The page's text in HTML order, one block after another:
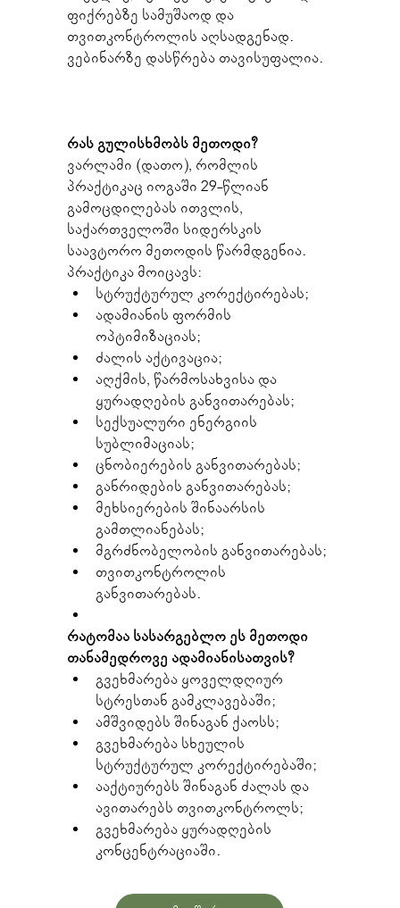
ფიქრებზე სამუშაოდ და
თვითკონტროლის აღსადგენად.
ვებინარზე დასწრება თავისუფალია.
რას გულისხმობს მეთოდი?
ვარლამი (დათო), რომლის
პრაქტიკაც იოგაში 29-წლიან
გამოცდილებას ითვლის,
საქართველოში სიდერსკის
საავტორო მეთოდის წარმდგენია.
პრაქტიკა მოიცავს:
სტრუქტურულ კორექტირებას;
ადამიანის ფორმის
ოპტიმიზაციას;
ძალის აქტივაცია;
აღქმის, წარმოსახვისა და
ყურადღების განვითარებას;
სექსუალური ენერგიის
სუბლიმაციას;
ცნობიერების განვითარებას;
განრიდების განვითარებას;
მეხსიერების შინაარსის
გამთლიანებას;
მგრძნობელობის განვითარებას;
თვითკონტროლის
განვითარებას.
რატომაა სასარგებლო ეს მეთოდი
თანამედროვე ადამიანისათვის?
გვეხმარება ყოველდღიურ
სტრესთან გამკლავებაში;
ამშვიდებს შინაგან ქაოსს;
გვეხმარება სხეულის
სტრუქტურულ კორექტირებაში;
ააქტიურებს შინაგან ძალას და
ავითარებს თვითკონტროლს;
გვეხმარება ყურადღების
კონცენტრაციაში.